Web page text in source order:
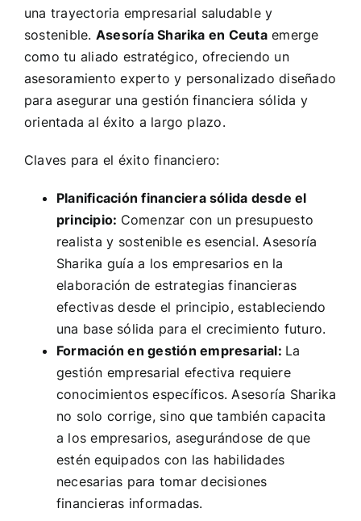
una trayectoria empresarial saludable y
sostenible. Asesoría Sharika en Ceutaemerge
como tu aliado estratégico, ofreciendo un
asesoramiento experto y personalizado diseñado
para asegurar una gestión financiera sólida y
orientada al éxito a largo plazo.
Claves para el éxito financiero:
Planificación financiera sólida desde el
principio: Comenzar con un presupuesto
realista y sostenible es esencial. Asesoría
Sharika guía a los empresarios en la
elaboración de estrategias financieras
efectivas desde el principio, estableciendo
una base sólida para el crecimiento futuro.
Formación en gestión empresarial: La
gestión empresarial efectiva requiere
conocimientos específicos. Asesoría Sharika
no solo corrige, sino que también capacita
a los empresarios, asegurándose de que
estén equipados con las habilidades
necesarias para tomar decisiones
financieras informadas.